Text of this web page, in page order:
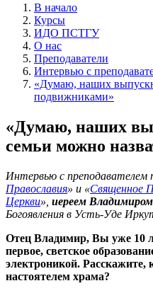
В начало
Курсы
ИДО ПСТГУ
О нас
Преподаватели
Интервью с
«Думаю, наших
подвижниками»
«Думаю, наших
семьи можно
Интервью с преподавателем
Православия» и «Священное
Церкви», иереем
Богоявления в Усть-Уде
Отец Владимир, Вы уже 10
первое, светское
электроникой.
настоятелем храма?